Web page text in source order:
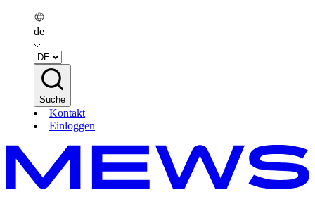
de
Suche
Kontakt
Einloggen